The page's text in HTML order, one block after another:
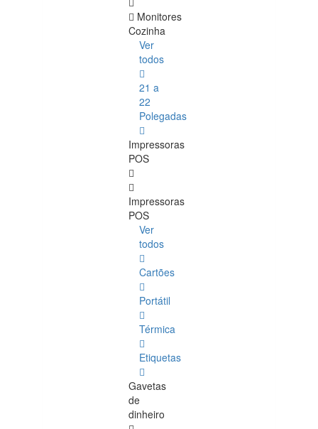
Monitores
Cozinha
Ver
todos
21 a
22
Polegadas
Impressoras
POS
Impressoras
POS
Ver
todos
Cartões
Portátil
Térmica
Etiquetas
Gavetas
de
dinheiro